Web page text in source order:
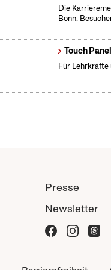
Die
Bonn.
Touch
Für Lehrkräfte
Presse
Newsletter